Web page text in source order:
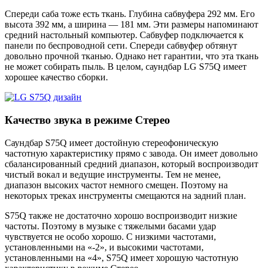
Спереди саба тоже есть ткань. Глубина сабвуфера 292 мм. Его
высота 392 мм, а ширина — 181 мм. Эти размеры напоминают
средний настольный компьютер. Сабвуфер подключается к
панели по беспроводной сети. Спереди сабвуфер обтянут
довольно прочной тканью. Однако нет гарантии, что эта ткань
не может собирать пыль. В целом, саундбар LG S75Q имеет
хорошее качество сборки.
Качество звука в режиме Стерео
Саундбар S75Q имеет достойную стереофоническую
частотную характеристику прямо с завода. Он имеет довольно
сбалансированный средний диапазон, который воспроизводит
чистый вокал и ведущие инструменты. Тем не менее,
диапазон высоких частот немного смещен. Поэтому на
некоторых треках инструменты смещаются на задний план.
S75Q также не достаточно хорошо воспроизводит низкие
частоты. Поэтому в музыке с тяжелыми басами удар
чувствуется не особо хорошо. С низкими частотами,
установленными на «-2», и высокими частотами,
установленными на «4», S75Q имеет хорошую частотную